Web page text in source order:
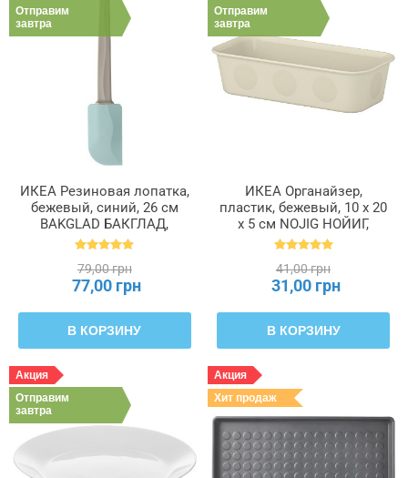
Отправим
завтра
ИКЕА Резиновая лопатка,
бежевый, синий, 26 см
BAKGLAD БАКГЛАД,
204.855.48
79,00 грн
77,00 грн
В КОРЗИНУ
Отправим
завтра
ИКЕА Органайзер,
пластик, бежевый, 10 x 20
x 5 см NOJIG НОЙИГ,
704.574.87
41,00 грн
31,00 грн
В КОРЗИНУ
Акция
Отправим
завтра
Акция
Хит продаж